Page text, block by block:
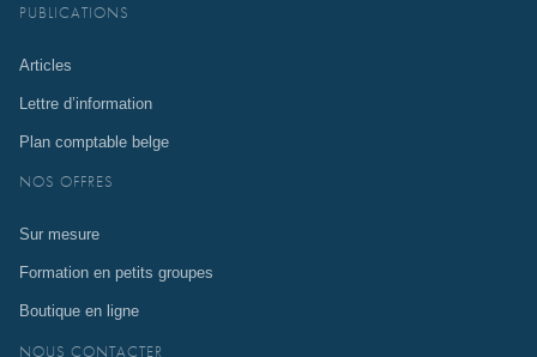
PUBLICATIONS
Articles
Lettre d’information
Plan comptable belge
NOS OFFRES
Sur mesure
Formation en petits groupes
Boutique en ligne
NOUS CONTACTER